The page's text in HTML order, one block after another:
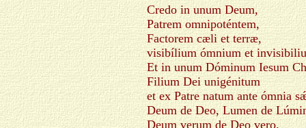
Credo in unum Deum,
Patrem omnipoténtem,
Factorem cæli et terræ,
visibílium ómnium et
Et in unum Dóminum Iesum
Filium Dei unigénitum
et ex Patre natum ante ómnia
Deum de Deo, Lumen de
Deum verum de Deo vero,